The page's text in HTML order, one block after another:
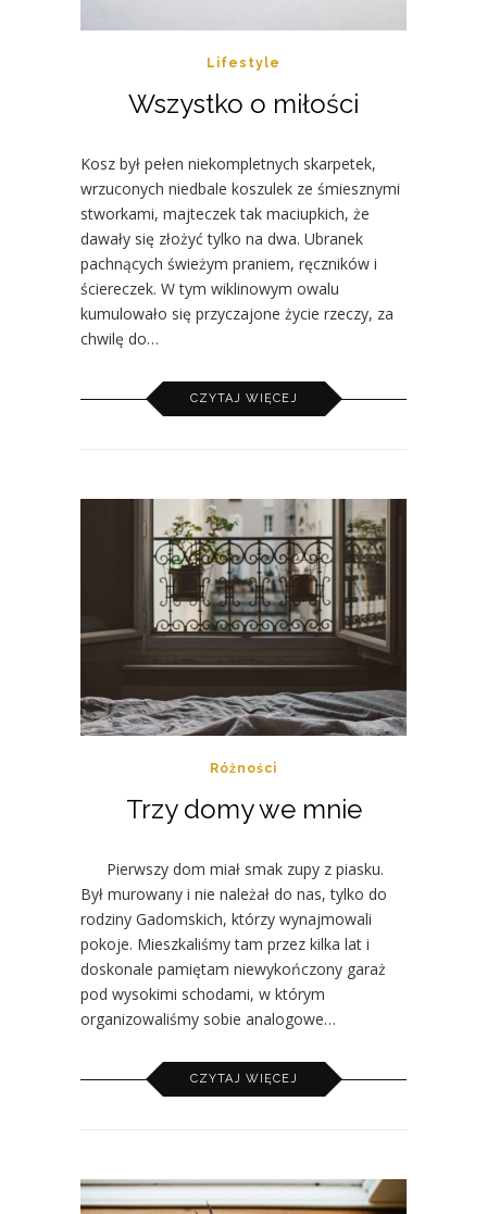
Lifestyle
Wszystko o miłości
Kosz był pełen niekompletnych skarpetek,
wrzuconych niedbale koszulek ze śmiesznymi
stworkami, majteczek tak maciupkich, że
dawały się złożyć tylko na dwa. Ubranek
pachnących świeżym praniem, ręczników i
ściereczek. W tym wiklinowym owalu
kumulowało się przyczajone życie rzeczy, za
chwilę do…
CZYTAJ WIĘCEJ
Różności
Trzy domy we mnie
Pierwszy dom miał smak zupy z piasku.
Był murowany i nie należał do nas, tylko do
rodziny Gadomskich, którzy wynajmowali
pokoje. Mieszkaliśmy tam przez kilka lat i
doskonale pamiętam niewykończony garaż
pod wysokimi schodami, w którym
organizowaliśmy sobie analogowe…
CZYTAJ WIĘCEJ